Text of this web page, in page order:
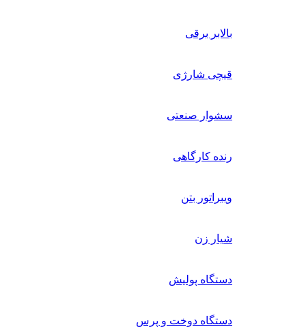
بالابر برقی
قیچی شارژی
سشوار صنعتی
رنده کارگاهی
ویبراتور بتن
شیار زن
دستگاه پولیش
دستگاه دوخت و پرس